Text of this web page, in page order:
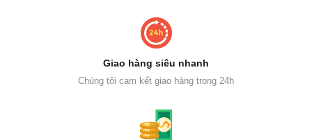
Giao hàng siêu nhanh
Chúng tôi cam kết giao hàng trong 24h